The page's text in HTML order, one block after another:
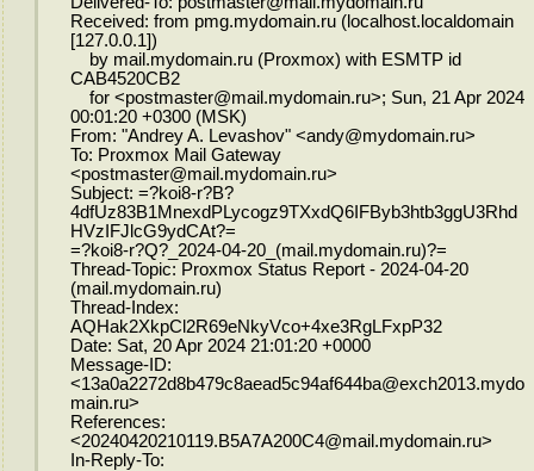
Received: from pmg.mydomain.ru (localhost.localdomain
[127.0.0.1])
by mail.mydomain.ru (Proxmox) with ESMTP id
CAB4520CB2
for <postmaster@mail.mydomain.ru>; Sun, 21 Apr 2024
00:01:20 +0300 (MSK)
From: "Andrey A. Levashov" <andy@mydomain.ru>
To: Proxmox Mail Gateway
<postmaster@mail.mydomain.ru>
Subject: =?koi8-r?B?
4dfUz83B1MnexdPLycogz9TXxdQ6IFByb3htb3ggU3Rhd
HVzIFJlcG9ydCAt?=
=?koi8-r?Q?_2024-04-20_(mail.mydomain.ru)?=
Thread-Topic: Proxmox Status Report - 2024-04-20
(mail.mydomain.ru)
Thread-Index:
AQHak2XkpCl2R69eNkyVco+4xe3RgLFxpP32
Date: Sat, 20 Apr 2024 21:01:20 +0000
Message-ID:
<13a0a2272d8b479c8aead5c94af644ba@exch2013.mydo
main.ru>
References:
<20240420210119.B5A7A200C4@mail.mydomain.ru>
In-Reply-To: